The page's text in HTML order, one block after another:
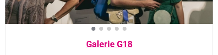
Galerie G18